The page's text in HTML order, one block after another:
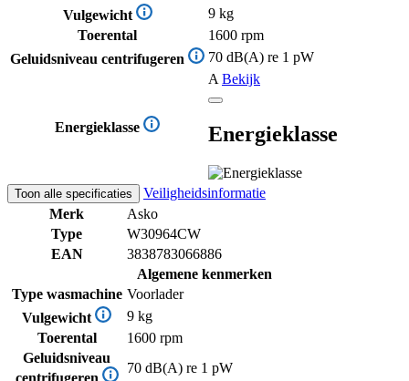
Vulgewicht
9 kg
Toerental
1600 rpm
Geluidsniveau centrifugeren
70 dB(A) re 1 pW
Energieklasse
A Bekijk
Energieklasse
Toon alle specificaties
Veiligheidsinformatie
Merk
Asko
Type
W30964CW
EAN
3838783066886
Algemene kenmerken
Type wasmachine Voorlader
Vulgewicht
9 kg
Toerental
1600 rpm
Geluidsniveau
70 dB(A) re 1 pW